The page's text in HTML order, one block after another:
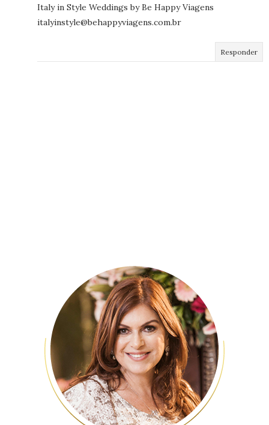
Italy in Style Weddings by Be Happy Viagens
italyinstyle@behappyviagens.com.br
Responder